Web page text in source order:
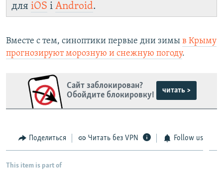
для iOS і Android.
Вместе с тем, синоптики первые дни зимы в Крыму
прогнозируют морозную и снежную погоду.
Сайт заблокирован?
Обойдите блокировку!
читать >
Поделиться Читать без VPN Follow us
This item is part of